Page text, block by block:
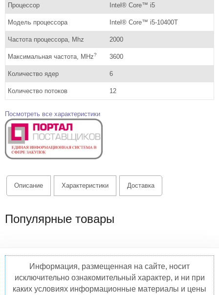
Процессор Intel® Core™ i5
Модель процессора Intel® Core™ i5-10400T
Частота процессора, Mhz 2000
Максимальная частота, MHz? 3600
Количество ядер 6
Количество потоков 12
Посмотреть все характеристики
Описание Характеристики Доставка
Популярные товары
Информация, размещенная на сайте, носит
исключительно ознакомительный характер, и ни при
каких условиях информационные материалы и цены